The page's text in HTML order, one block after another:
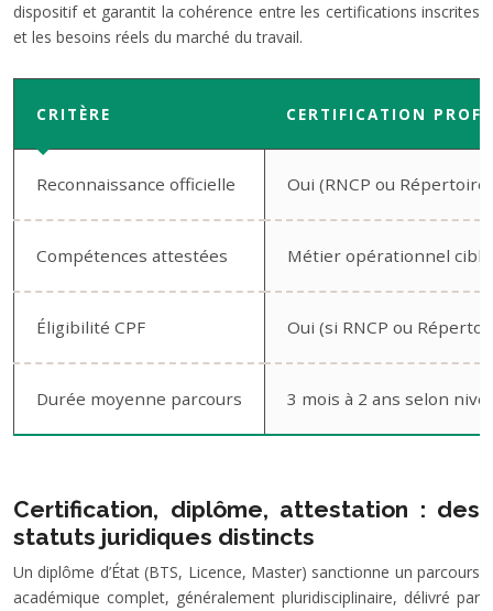
dispositif et garantit la cohérence entre les certifications inscrites
et les besoins réels du marché du travail.
CRITÈRE CERTIFICATION
Reconnaissance officielle Oui (RNCP ou Répertoire
Compétences attestées Métier opérationnel
Éligibilité CPF Oui (si RNCP ou
Durée moyenne parcours 3 mois à 2 ans selon
Certification, diplôme, attestation : des
statuts juridiques distincts
Un diplôme d’État (BTS, Licence, Master) sanctionne un parcours
académique complet, généralement pluridisciplinaire, délivré par